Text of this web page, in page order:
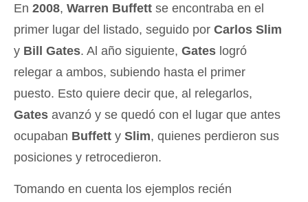
En 2008, Warren Buffett se encontraba en el
primer lugar del listado, seguido por Carlos Slim
y Bill Gates. Al año siguiente, Gates logró
relegar a ambos, subiendo hasta el primer
puesto. Esto quiere decir que, al relegarlos,
Gates avanzó y se quedó con el lugar que antes
ocupaban Buffett y Slim, quienes perdieron sus
posiciones y retrocedieron.
Tomando en cuenta los ejemplos recién